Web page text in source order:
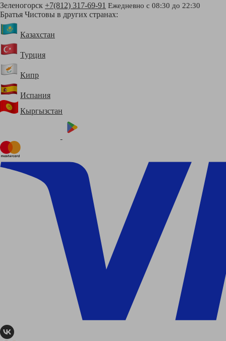
Зеленогорск +7(812) 317-69-91 Ежедневно с 08:30 до 22:30
Братья Чистовы в других странах:
Казахстан
Турция
Кипр
Испания
Кыргызстан